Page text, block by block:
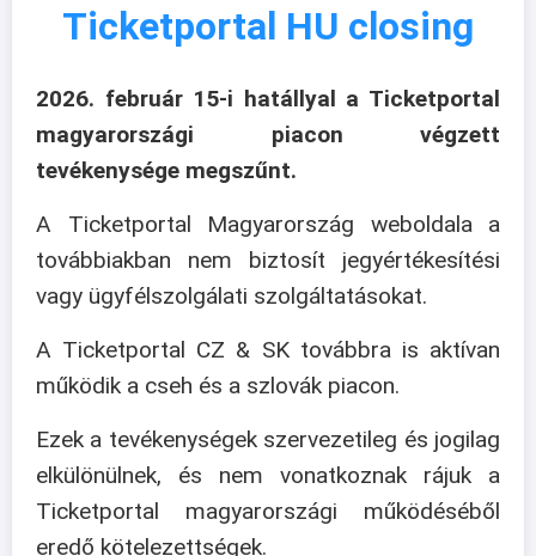
Ticketportal HU closing
2026. február 15-i hatállyal a Ticketportal
magyarországi piacon végzett
tevékenysége megszűnt.
A Ticketportal Magyarország weboldala a
továbbiakban nem biztosít jegyértékesítési
vagy ügyfélszolgálati szolgáltatásokat.
A Ticketportal CZ & SK továbbra is aktívan
működik a cseh és a szlovák piacon.
Ezek a tevékenységek szervezetileg és jogilag
elkülönülnek, és nem vonatkoznak rájuk a
Ticketportal magyarországi működéséből
eredő kötelezettségek.